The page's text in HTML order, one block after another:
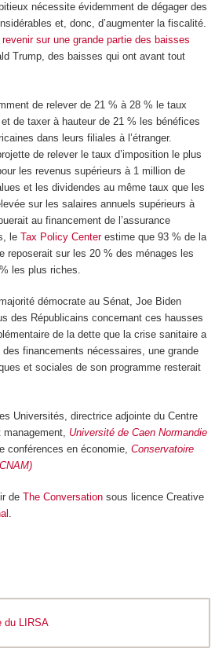
nécessite évidemment de dégager des
et, donc, d’augmenter la fiscalité.
revenir sur une grande partie des baisses
Trump, des baisses qui ont avant tout
de relever de 21 % à 28 % le taux
de taxer à hauteur de 21 % les bénéfices
dans leurs filiales à l’étranger.
de relever le taux d’imposition le plus
les revenus supérieurs à 1 million de
et les dividendes au même taux que les
sur les salaires annuels supérieurs à
au financement de l’assurance
le Tax Policy Centerestime que 93 % de la
reposerait sur les 20 % des ménages les
les plus riches.
démocrate au Sénat, Joe Biden
des Républicains concernant ces hausses
de la dette que la crise sanitaire a
financements nécessaires, une grande
et sociales de son programme resterait
Universités, directrice adjointe du Centre
Université de Caen Normandie
conférences en économie, Conservatoire
de The Conversationsous licence Creative
.
du LIRSA